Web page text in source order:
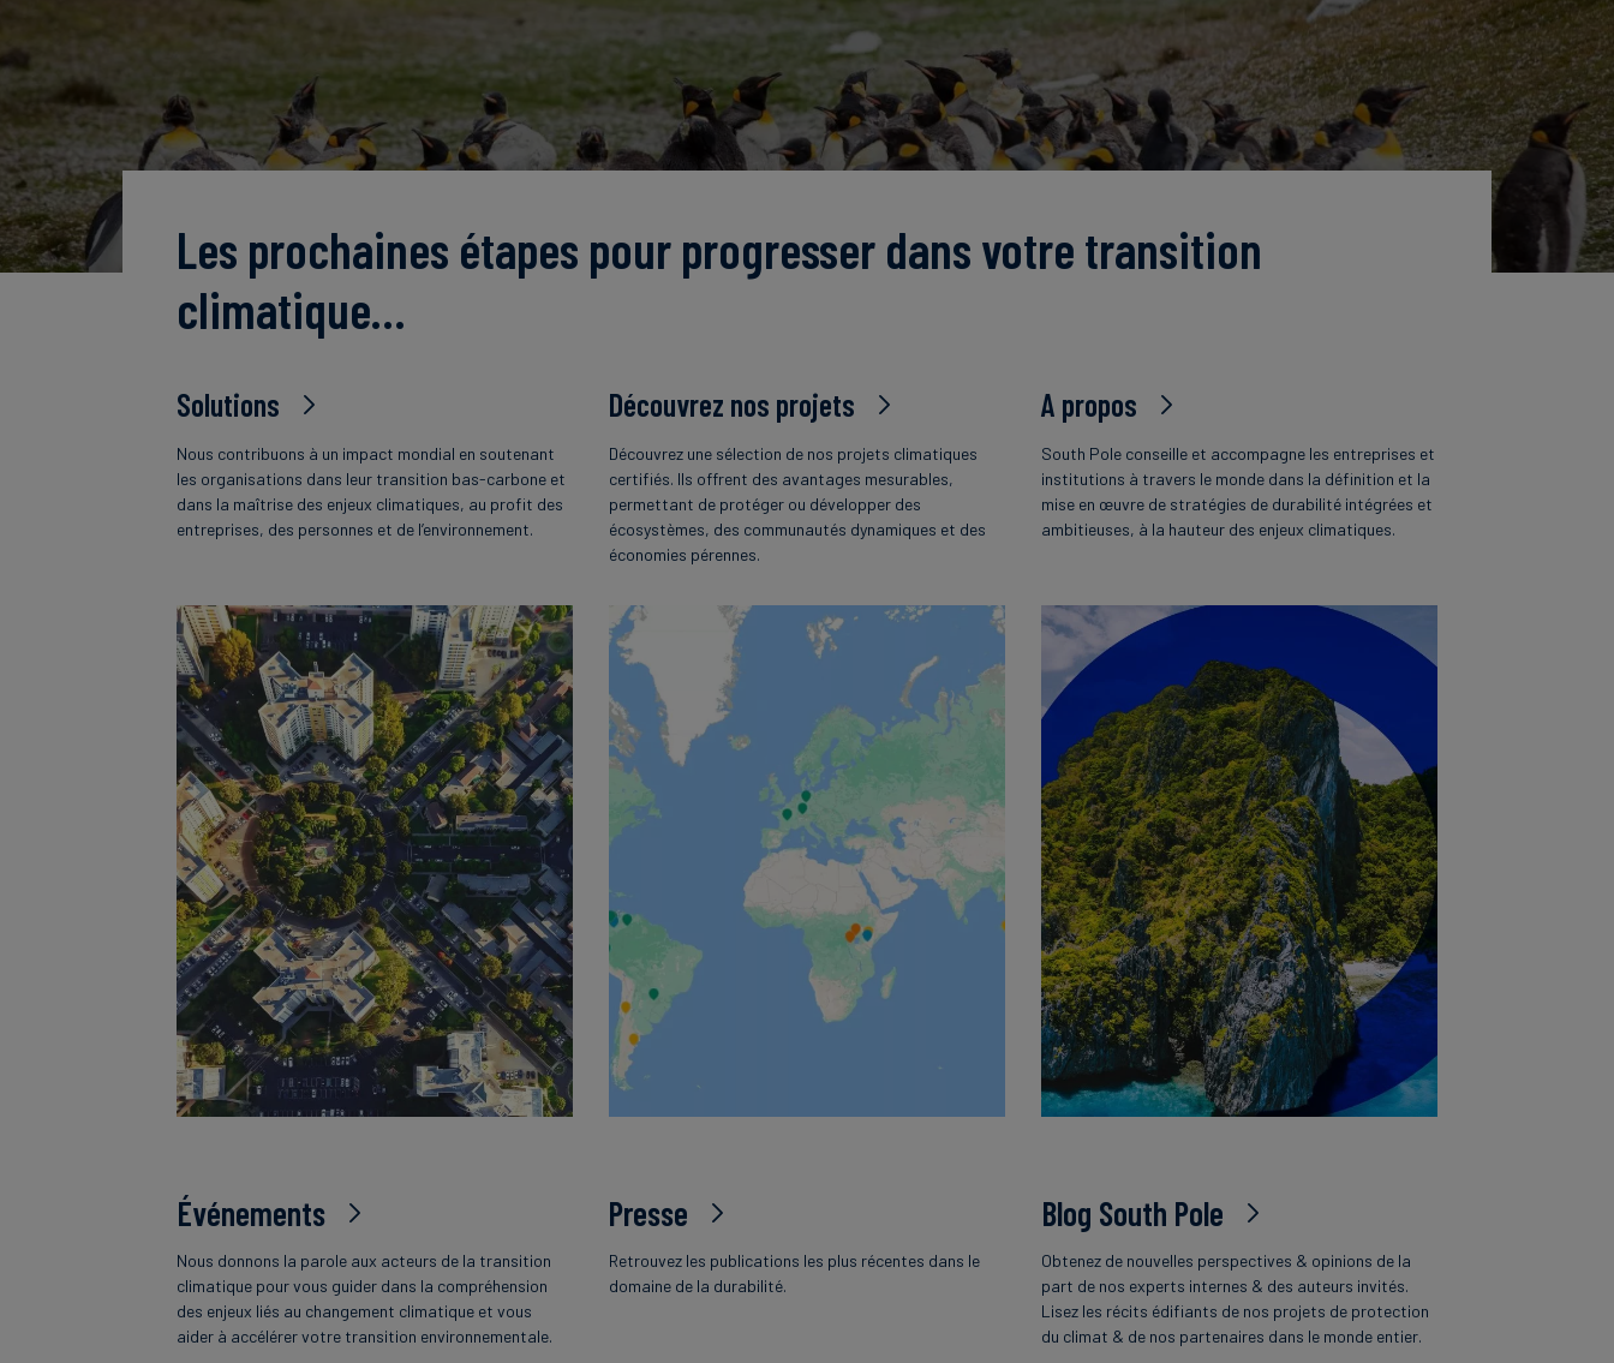
Les prochaines étapes pour progresser dans votre transition
climatique…
Solutions
Nous contribuons à un impact mondial en soutenant
les organisations dans leur transition bas-carbone et
dans la maîtrise des enjeux climatiques, au profit des
entreprises, des personnes et de l’environnement.
Découvrez nos projets
Découvrez une sélection de nos projets climatiques
certifiés. Ils offrent des avantages mesurables,
permettant de protéger ou développer des
écosystèmes, des communautés dynamiques et des
économies pérennes.
A propos
South Pole conseille et accompagne les entreprises et
institutions à travers le monde dans la définition et la
mise en œuvre de stratégies de durabilité intégrées et
ambitieuses, à la hauteur des enjeux climatiques.
Événements
Nous donnons la parole aux acteurs de la transition
climatique pour vous guider dans la compréhension
des enjeux liés au changement climatique et vous
aider à accélérer votre transition environnementale.
Presse
Retrouvez les publications les plus récentes dans le
domaine de la durabilité.
Blog South Pole
Obtenez de nouvelles perspectives & opinions de la
part de nos experts internes & des auteurs invités.
Lisez les récits édifiants de nos projets de protection
du climat & de nos partenaires dans le monde entier.